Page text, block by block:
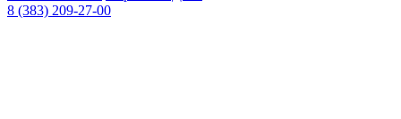
8 (383) 209-27-00